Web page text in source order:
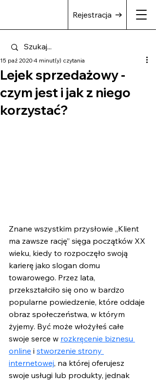
Rejestracja
Lejek sprzedażowy -
czym jest i jak z niego
korzystać?
15 paź 2020 4 minut(y) czytania
Znane wszystkim przysłowie „Klient
ma zawsze rację” sięga początków XX
wieku, kiedy to rozpoczęło swoją
karierę jako slogan domu
towarowego. Przez lata,
przekształciło się ono w bardzo
popularne powiedzenie, które oddaje
obraz społeczeństwa, w którym
żyjemy. Być może włożyłeś całe
swoje serce w rozkręcenie biznesu
online i stworzenie strony
internetowej, na której oferujesz
swoje usługi lub produkty, jednak